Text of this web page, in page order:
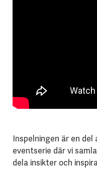
Inspelningen är en del
eventserie där vi
dela insikter och